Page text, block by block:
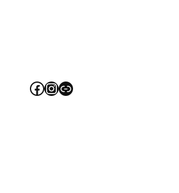
Facebook
Instagram
Link